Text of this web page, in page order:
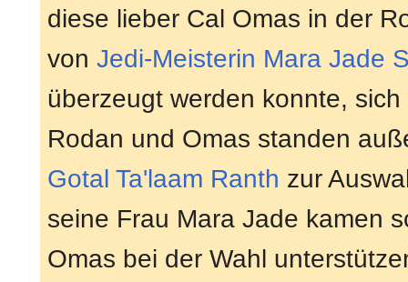
diese lieber Cal Omas in der
von Jedi-Meisterin Mara Jade
überzeugt werden konnte,
Rodan und Omas standen
Gotal Ta'laam Ranth zur
seine Frau Mara Jade kamen
Omas bei der Wahl